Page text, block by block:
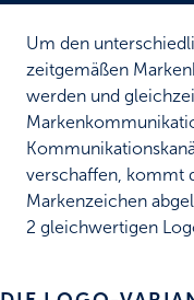
Um den
zeitgemäßen
werden und
verschaffen, kommt
Markenzeichen
2 gleichwertigen